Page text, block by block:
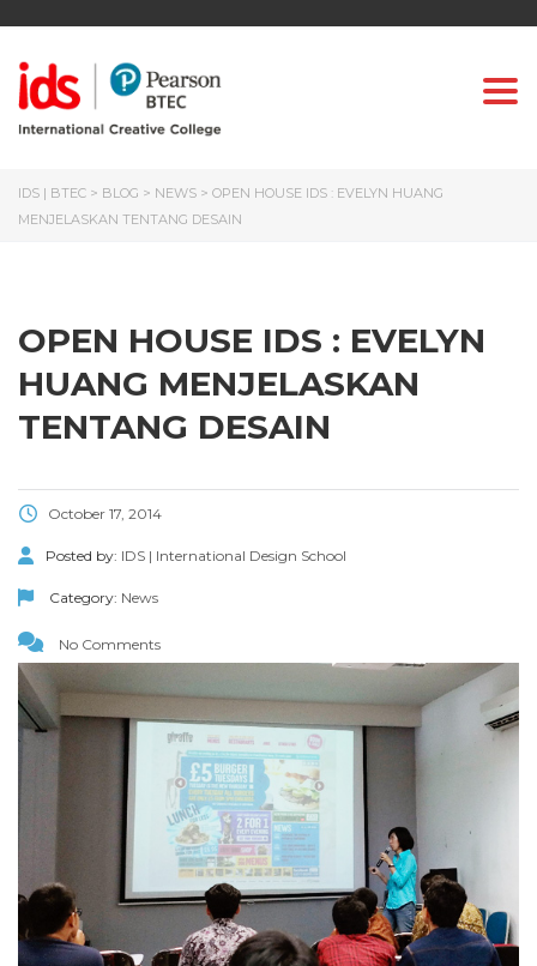
IDS | BTEC > BLOG > NEWS > OPEN HOUSE IDS : EVELYN HUANG
MENJELASKAN TENTANG DESAIN
OPEN HOUSE IDS : EVELYN
HUANG MENJELASKAN
TENTANG DESAIN
October 17, 2014
Posted by: IDS | International Design School
Category: News
No Comments